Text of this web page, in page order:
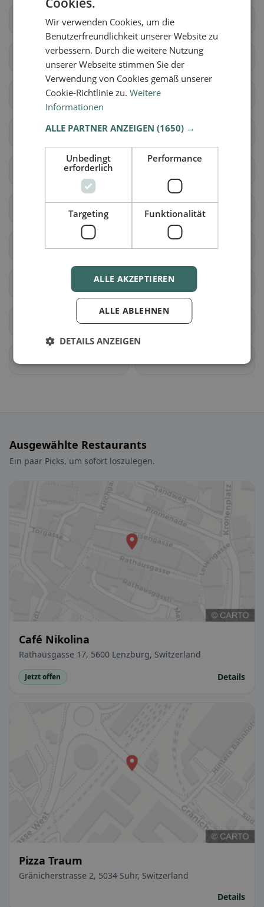
Aarau
Biberstein Buchs (AG)
Densbüren Erlinsbach (AG)
Gränichen Hirschthal
Oberentfelden Suhr
Unterentfelden Bellikon
Birmenstorf (AG)
Fislisbach
Ausgewählte Restaurants
Ein paar Picks, um sofort loszulegen.
Café Nikolina
Rathausgasse 17, 5600 Lenzburg, Switzerland
Jetzt offen Details
Pizza Traum
Gränicherstrasse 2, 5034 Suhr, Switzerland
Details
Wir verwenden Cookies, um die
Benutzerfreundlichkeit unserer Website zu
verbessern. Durch die weitere Nutzung
unserer Webseite stimmen Sie der
Verwendung von Cookies gemäß unserer
Cookie-Richtlinie zu.Weitere
Informationen
ALLE PARTNER ANZEIGEN(1650) →
Unbedingt
erforderlich
Performance
Targeting Funktionalität
ALLE AKZEPTIEREN
ALLE ABLEHNEN
DETAILS ANZEIGEN